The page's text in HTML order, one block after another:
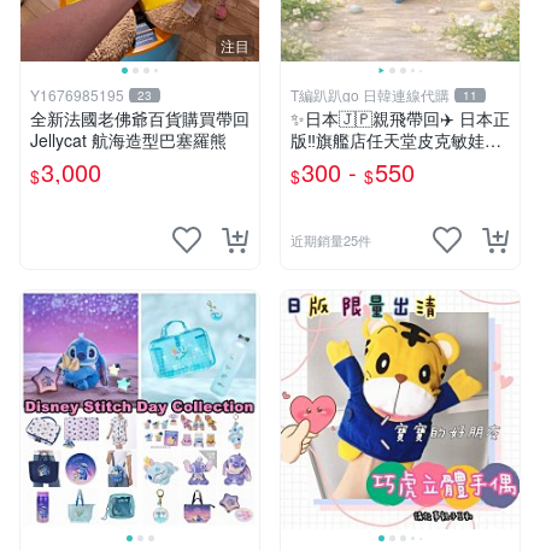
注目
Y1676985195 23
全新法國老佛爺百貨購買帶回
Jellycat 航海造型巴塞羅熊
$3,000
T編趴趴go 日韓連線代購 11
✨日本🇯🇵親飛帶回✈️ 日本正
版‼️旗艦店任天堂皮克敏娃娃
PIKMIN 小吊飾 鑰匙圈
$300 - $550
近期銷量25件